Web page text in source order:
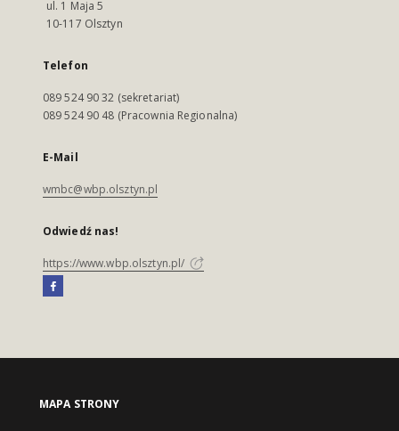
ul. 1 Maja 5
10-117 Olsztyn
Telefon
089 524 90 32 (sekretariat)
089 524 90 48 (Pracownia Regionalna)
E-Mail
wmbc@wbp.olsztyn.pl
Odwiedź nas!
https://www.wbp.olsztyn.pl/
MAPA STRONY